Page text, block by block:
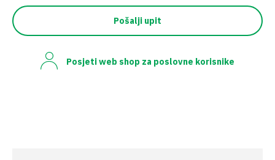
Pošalji upit
Posjeti web shop za poslovne korisnike